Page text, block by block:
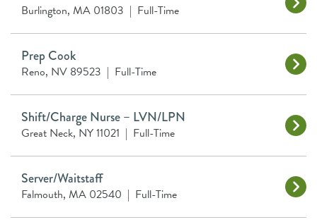
Burlington, MA 01803 | Full-Time
Prep Cook
Reno, NV 89523 | Full-Time
Shift/Charge Nurse – LVN/LPN
Great Neck, NY 11021 | Full-Time
Server/Waitstaff
Falmouth, MA 02540 | Full-Time